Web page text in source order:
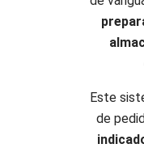
Este
de